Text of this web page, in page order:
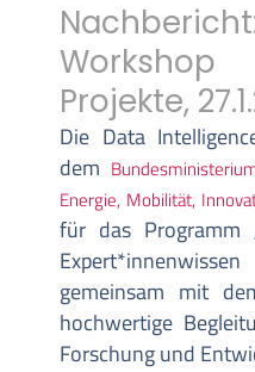
Projekte,
Die Data
dem
Energie, Mobilität,
für das Programm
gemeinsam mit
hochwertige
Forschung und